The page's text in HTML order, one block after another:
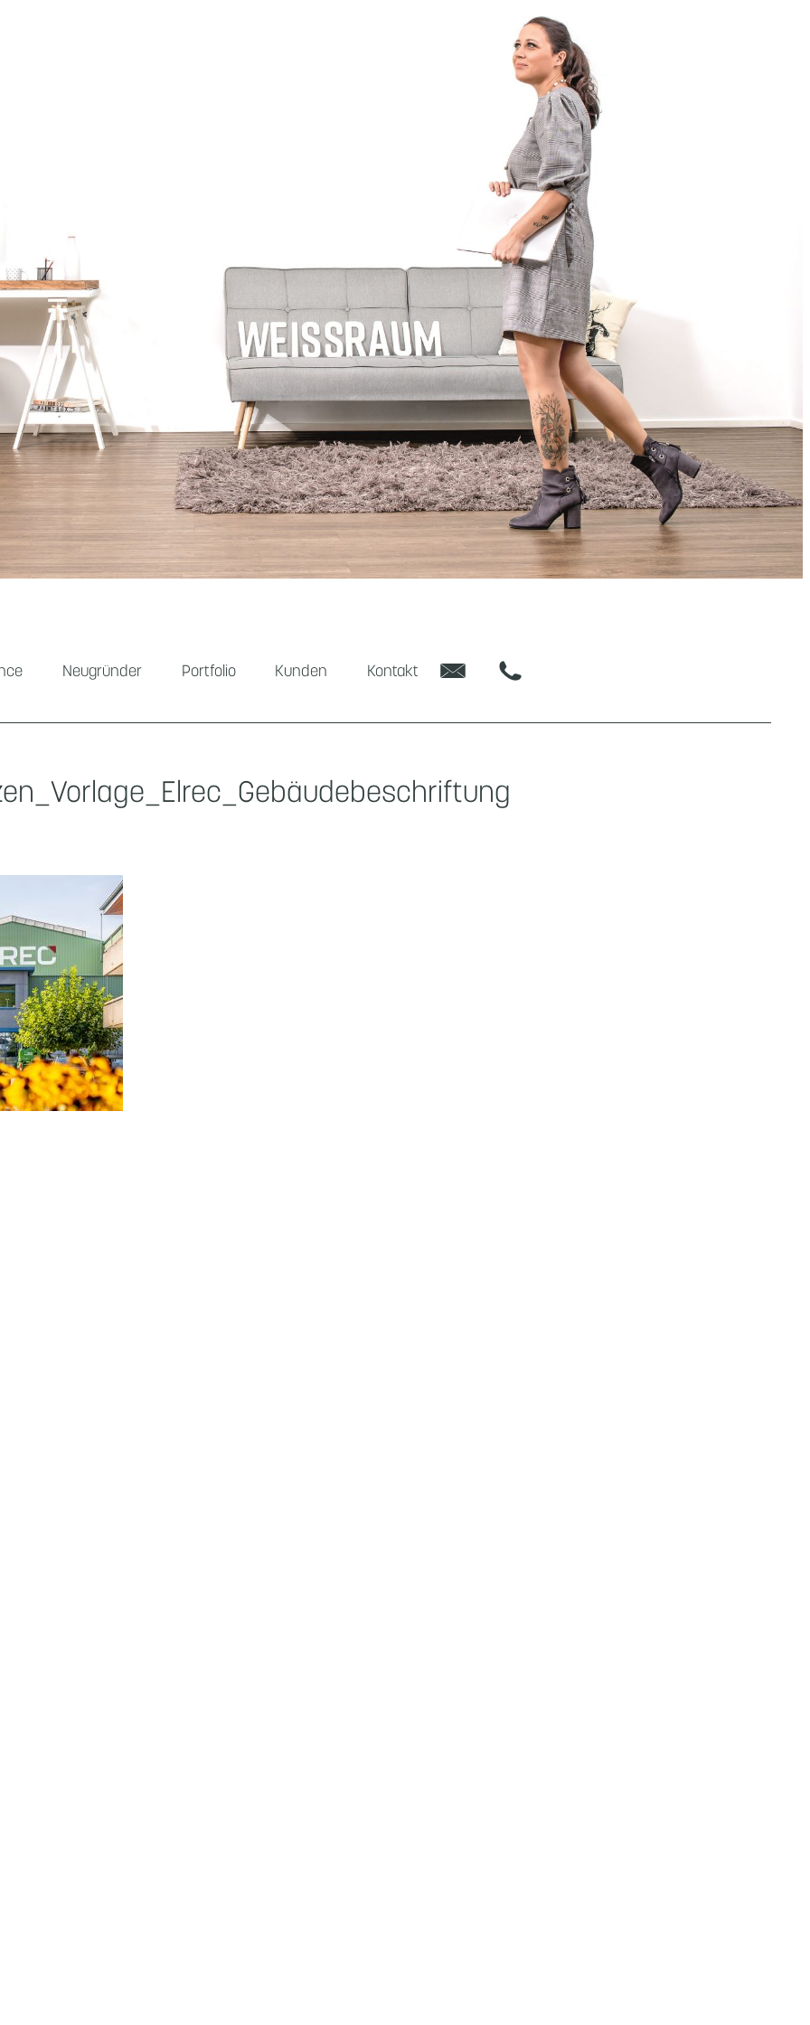
Neugründer Portfolio Kunden Kontakt E-Mail Phone